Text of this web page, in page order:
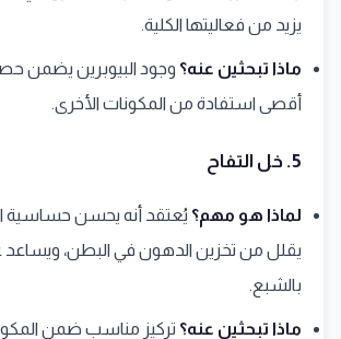
يزيد من فعاليتها الكلية.
ماذا تبحثين عنه؟ وجود البيوبرين يضمن
أقصى استفادة من المكونات الأخرى.
5. خل التفاح
لماذا هو مهم؟ يُعتقد أنه يحسن حساسية
يقلل من تخزين الدهون في البطن، ويساعد
بالشبع.
ماذا تبحثين عنه؟ تركيز مناسب ضمن